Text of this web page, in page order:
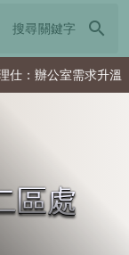
search
公室需求升溫
區處